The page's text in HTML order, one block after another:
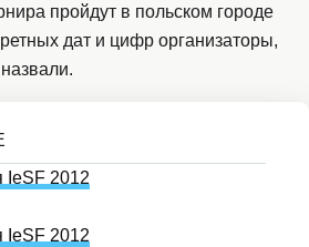
пройдут в польском городе
дат и цифр организаторы,
IeSF 2012
IeSF 2012